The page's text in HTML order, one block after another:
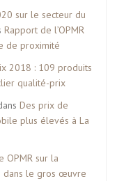
sur le secteur du
Rapport de l’OPMR
de proximité
2018 : 109 produits
qualité-prix
Des prix de
plus élevés à La
OPMR sur la
dans le gros œuvre